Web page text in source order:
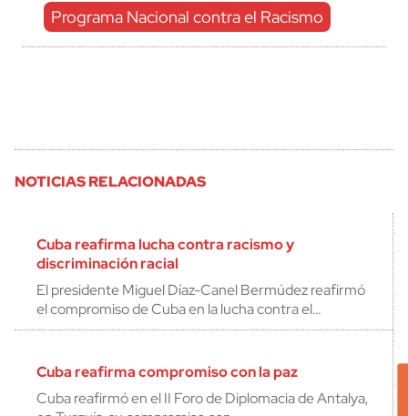
Programa Nacional contra el Racismo
NOTICIAS RELACIONADAS
Cuba reafirma lucha contra racismo y
discriminación racial
El presidente Miguel Díaz-Canel Bermúdez reafirmó
el compromiso de Cuba en la lucha contra el…
Cuba reafirma compromiso con la paz
Cuba reafirmó en el II Foro de Diplomacia de Antalya,